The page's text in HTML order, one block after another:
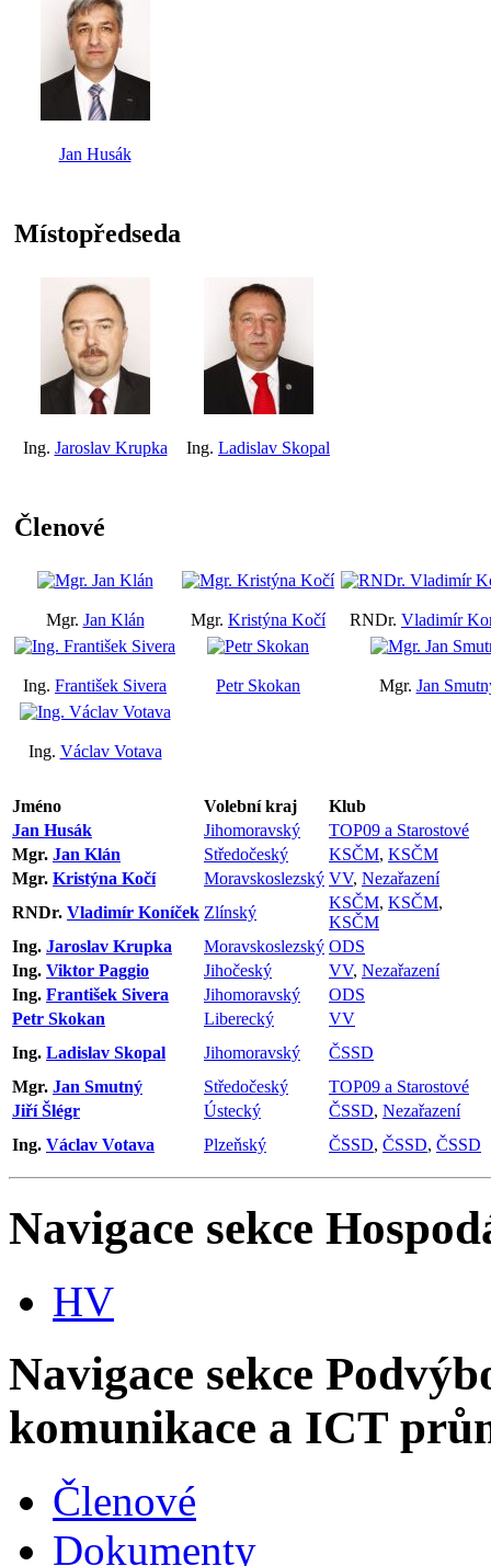
Jan Husák
Místopředseda
Ing. Jaroslav Krupka Ing. Ladislav Skopal
Členové
Mgr. Jan Klán Mgr. Kristýna Kočí RNDr. Vladimír
Ing. František Sivera Petr Skokan Mgr. Jan
Ing. Václav Votava
Jméno Volební kraj
Klub
Jan Husák
Jihomoravský
TOP09 a Starostové
Mgr. Jan Klán Středočeský KSČM, KSČM
Mgr. Kristýna Kočí Moravskoslezský VV, Nezařazení
RNDr. Vladimír Koníček Zlínský
KSČM, KSČM,
KSČM
Ing. Jaroslav Krupka Moravskoslezský ODS
Ing. Viktor Paggio Jihočeský VV, Nezařazení
Ing. František Sivera Jihomoravský
ODS
Petr Skokan
Liberecký
VV
Ing. Ladislav Skopal Jihomoravský
ČSSD
Mgr. Jan Smutný Středočeský
TOP09 a Starostové
Jiří Šlégr
Ústecký ČSSD, Nezařazení
Ing. Václav Votava Plzeňský ČSSD, ČSSD, ČSSD
Navigace sekce
HV
Navigace sekce
komunikace a ICT
Členové
Dokumenty